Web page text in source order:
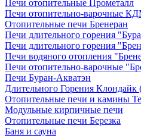
Печи отопительные Прометалл
Печи отопительно-варочные
Отопительные печи Бренеран
Печи длительного горения
Печи длительного горения
Печи водяного отопления
Печи отопительно-варочные
Печи Буран-Акватэн
Длительного Горения Клондайк
Отопительные печи и камины
Модульные кирпичные печи
Отопительные печи Березка
Баня и сауна